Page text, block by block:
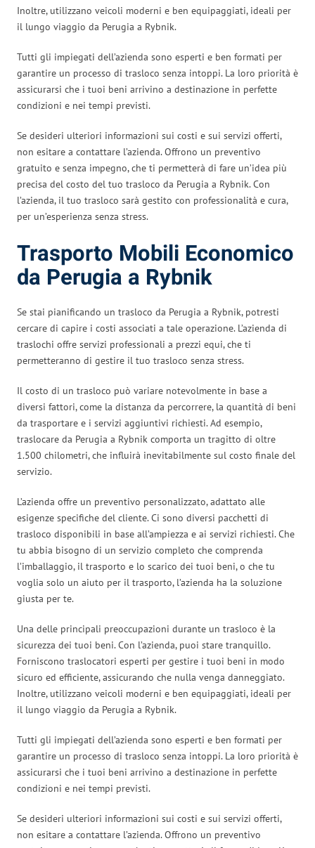
Inoltre, utilizzano veicoli moderni e ben equipaggiati, ideali per
il lungo viaggio da Perugia a Rybnik.
Tutti gli impiegati dell’azienda sono esperti e ben formati per
garantire un processo di trasloco senza intoppi. La loro priorità è
assicurarsi che i tuoi beni arrivino a destinazione in perfette
condizioni e nei tempi previsti.
Se desideri ulteriori informazioni sui costi e sui servizi offerti,
non esitare a contattare l’azienda. Offrono un preventivo
gratuito e senza impegno, che ti permetterà di fare un’idea più
precisa del costo del tuo trasloco da Perugia a Rybnik. Con
l’azienda, il tuo trasloco sarà gestito con professionalità e cura,
per un’esperienza senza stress.
Trasporto Mobili Economico
da Perugia a Rybnik
Se stai pianificando un trasloco da Perugia a Rybnik, potresti
cercare di capire i costi associati a tale operazione. L’azienda di
traslochi offre servizi professionali a prezzi equi, che ti
permetteranno di gestire il tuo trasloco senza stress.
Il costo di un trasloco può variare notevolmente in base a
diversi fattori, come la distanza da percorrere, la quantità di beni
da trasportare e i servizi aggiuntivi richiesti. Ad esempio,
traslocare da Perugia a Rybnik comporta un tragitto di oltre
1.500 chilometri, che influirà inevitabilmente sul costo finale del
servizio.
L’azienda offre un preventivo personalizzato, adattato alle
esigenze specifiche del cliente. Ci sono diversi pacchetti di
trasloco disponibili in base all’ampiezza e ai servizi richiesti. Che
tu abbia bisogno di un servizio completo che comprenda
l’imballaggio, il trasporto e lo scarico dei tuoi beni, o che tu
voglia solo un aiuto per il trasporto, l’azienda ha la soluzione
giusta per te.
Una delle principali preoccupazioni durante un trasloco è la
sicurezza dei tuoi beni. Con l’azienda, puoi stare tranquillo.
Forniscono traslocatori esperti per gestire i tuoi beni in modo
sicuro ed efficiente, assicurando che nulla venga danneggiato.
Inoltre, utilizzano veicoli moderni e ben equipaggiati, ideali per
il lungo viaggio da Perugia a Rybnik.
Tutti gli impiegati dell’azienda sono esperti e ben formati per
garantire un processo di trasloco senza intoppi. La loro priorità è
assicurarsi che i tuoi beni arrivino a destinazione in perfette
condizioni e nei tempi previsti.
Se desideri ulteriori informazioni sui costi e sui servizi offerti,
non esitare a contattare l’azienda. Offrono un preventivo